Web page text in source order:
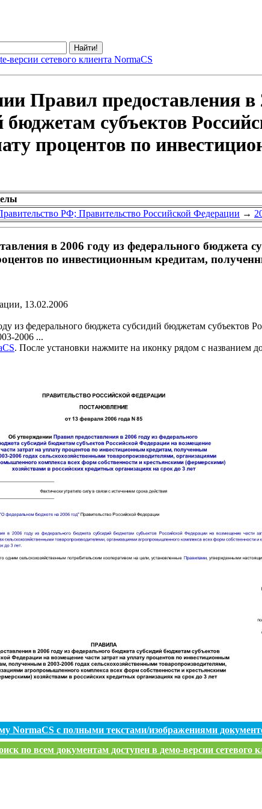
версии сетевого клиента NormaCS
Правил предоставления в
бюджетам субъектов
процентов по
РФ; Правительство Российской Федерации →
в 2006 году из федерального бюджета
по инвестиционным кредитам,
13.02.2006
из федерального бюджета субсидий бюджетам субъектов
2006 ...
. После установки нажмите на иконку рядом с названием
NormaCS с полными текстами/изображениями
по всем документам доступен в демо-версии сетевого